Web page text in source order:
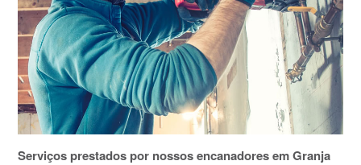
Serviços prestados por nossos encanadores em Granja